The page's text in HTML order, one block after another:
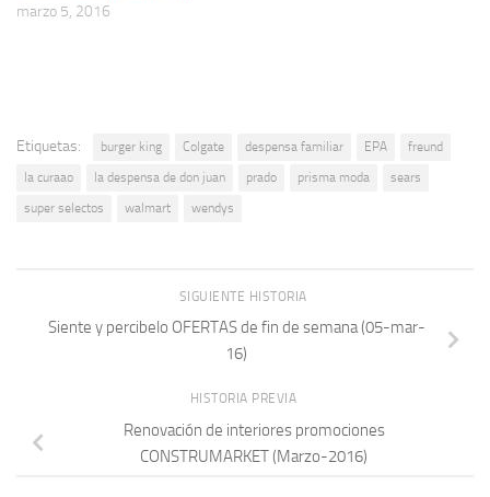
marzo 5, 2016
Etiquetas: burger king Colgate despensa familiar EPA
freund
la curaao
la despensa de don juan prado prisma moda
sears
super selectos
walmart wendys
SIGUIENTE HISTORIA
Siente y percibelo OFERTAS de fin de semana (05-mar-
16)
HISTORIA PREVIA
Renovación de interiores promociones
CONSTRUMARKET (Marzo-2016)